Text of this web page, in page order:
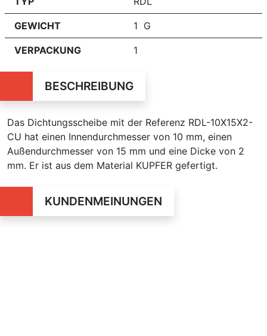
GEWICHT 1 G
VERPACKUNG 1
BESCHREIBUNG
Das Dichtungsscheibe mit der Referenz RDL-10X15X2-
CU hat einen Innendurchmesser von 10 mm, einen
Außendurchmesser von 15 mm und eine Dicke von 2
mm. Er ist aus dem Material KUPFER gefertigt.
KUNDENMEINUNGEN